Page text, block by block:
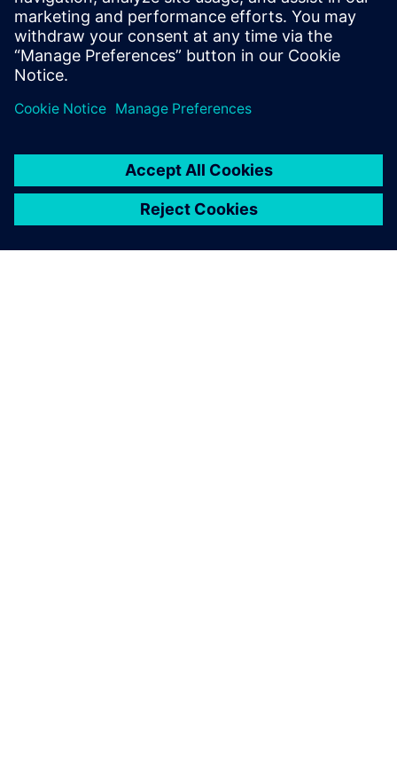
Simcenter STAR-CCM+ viene
eseguito in modo affidabile,
accurato e ripetuto con
processi semplici e best
practice.
Andrew McComas, Engineering Manager e Aerodynamicist,